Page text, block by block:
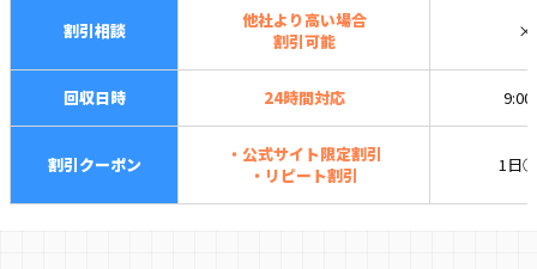
割引相談
他社より高い場合
割引可能
×
回収日時 24時間対応 9:00
割引クーポン
・公式サイト限定割引
・リピート割引
1日